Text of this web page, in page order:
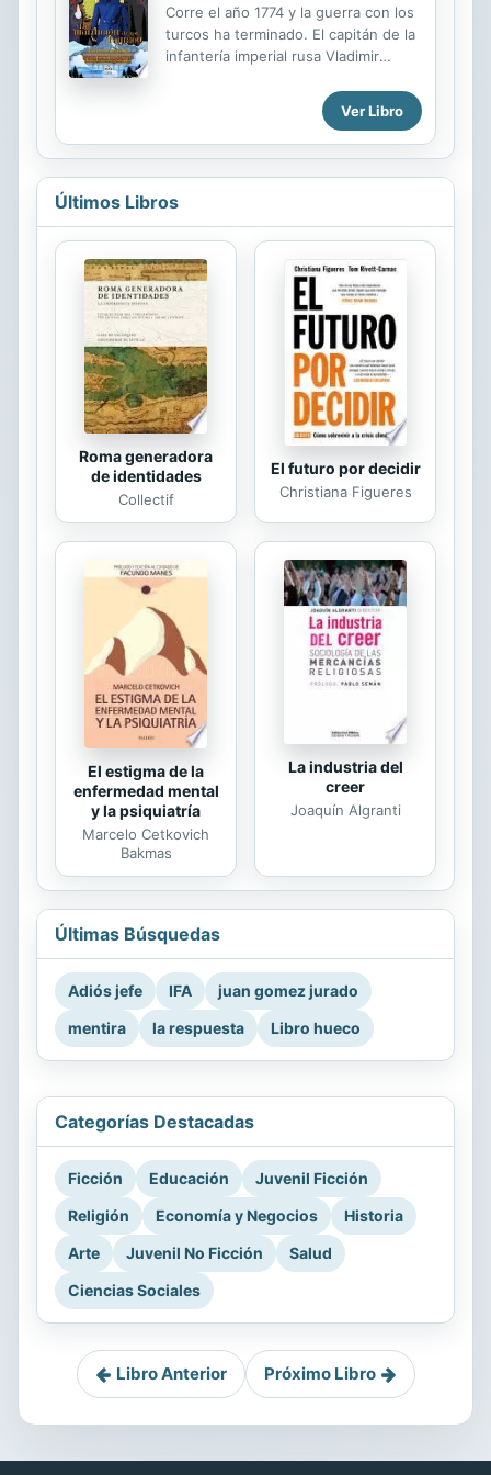
Corre el año 1774 y la guerra con los
turcos ha terminado. El capitán de la
infantería imperial rusa Vladimir
de su tío Alexei. Regresa al lugar
donde creció después de doce
largos años de batallas. Vuelve a
oscuridad desconocida ha
conquistado tanto los campos como
los corazones de sus antiguos
vecinos. El mar Negro es testigo de
la maldición que azota a una de las
familias más importantes del valle,
cuya primogénita ha desaparecido en
extrañas circunstancias, al igual que
ha ...
Ver Libro
Últimos Libros
Roma generadora
de identidades
Collectif
El futuro por decidir
Christiana Figueres
El estigma de la
enfermedad mental
y la psiquiatría
Marcelo Cetkovich
Bakmas
La industria del
creer
Joaquín Algranti
Últimas Búsquedas
Adiós jefe IFA
juan gomez jurado
mentira
la respuesta Libro hueco
Categorías Destacadas
Ficción Educación
Juvenil Ficción
Religión
Economía y Negocios
Historia
Arte
Juvenil No Ficción
Salud
Ciencias Sociales
Libro Anterior Próximo Libro